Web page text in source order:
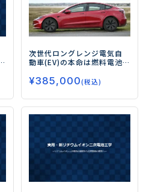
次世代ロングレンジ電気自
動車(EV)の本命は燃料電池
料電池のハイブリッド車及
びグリーン水素供給に関す
る技術／材料の進化―
¥385,000(税込)